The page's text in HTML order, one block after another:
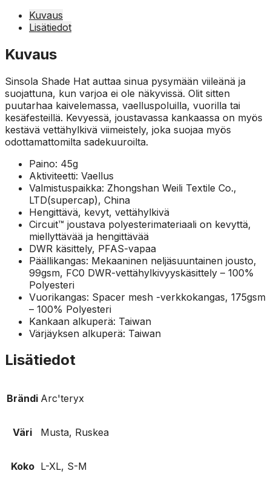
Kuvaus
Lisätiedot
Kuvaus
Sinsola Shade Hat auttaa sinua pysymään viileänä ja
suojattuna, kun varjoa ei ole näkyvissä. Olit sitten
puutarhaa kaivelemassa, vaelluspoluilla, vuorilla tai
kesäfesteillä. Kevyessä, joustavassa kankaassa on myös
kestävä vettähylkivä viimeistely, joka suojaa myös
odottamattomilta sadekuuroilta.
Paino: 45g
Aktiviteetti: Vaellus
Valmistuspaikka: Zhongshan Weili Textile Co.,
LTD(supercap), China
Hengittävä, kevyt, vettähylkivä
Circuit™ joustava polyesterimateriaali on kevyttä,
miellyttävää ja hengittävää
DWR käsittely, PFAS-vapaa
Päällikangas: Mekaaninen neljäsuuntainen jousto,
99gsm, FC0 DWR-vettähylkivyyskäsittely – 100%
Polyesteri
Vuorikangas: Spacer mesh -verkkokangas, 175gsm
– 100% Polyesteri
Kankaan alkuperä: Taiwan
Värjäyksen alkuperä: Taiwan
Lisätiedot
Brändi Arc'teryx
Väri Musta, Ruskea
Koko L-XL, S-M